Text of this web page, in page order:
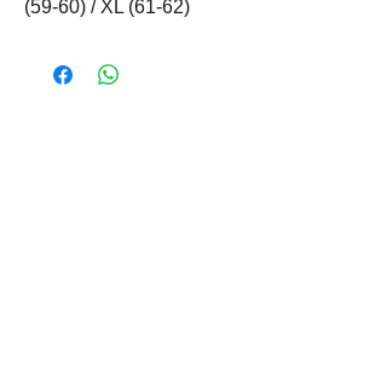
(59-60) / XL (61-62)